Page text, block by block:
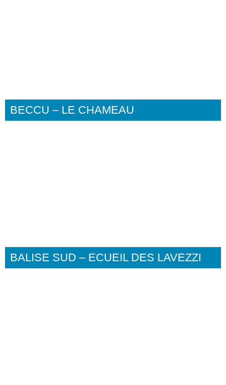
BECCU – LE CHAMEAU
BALISE SUD – ECUEIL DES LAVEZZI